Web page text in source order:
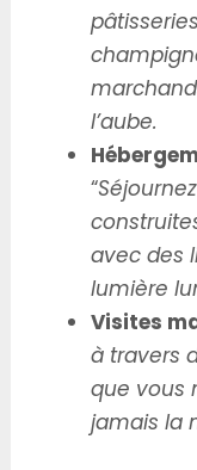
l’aube.
“
avec des
lumière
Visites
à travers
que vous
jamais la